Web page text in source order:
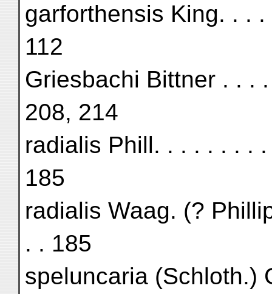
garforthensis King. . .
112
Griesbachi Bittner . . .
208, 214
radialis Phill. . . . . . . .
185
radialis Waag. (?
. . 185
speluncaria (Schloth.)